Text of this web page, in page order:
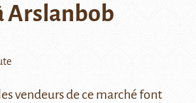
Arslanbob
vendeurs de ce marché font